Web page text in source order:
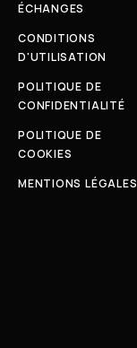
ÉCHANGES
CONDITIONS
D'UTILISATION
POLITIQUE DE
CONFIDENTIALITÉ
POLITIQUE DE
COOKIES
MENTIONS LÉGALES